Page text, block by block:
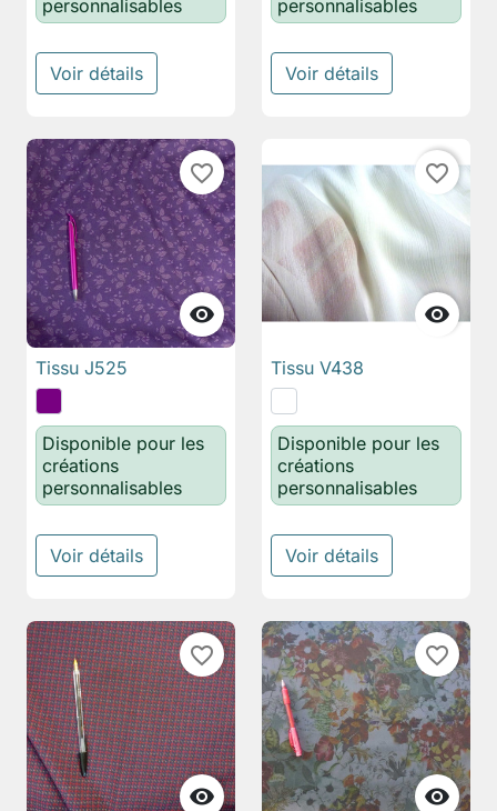
personnalisables
Voir détails
personnalisables
Voir détails

favorite_border
Tissu J525
Disponible pour les
créations
personnalisables
Voir détails

favorite_border
Tissu V438
Disponible pour les
créations
personnalisables
Voir détails

favorite_border

favorite_border